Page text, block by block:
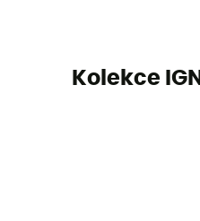
Kolekce IGN